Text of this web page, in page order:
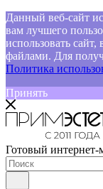
Данный веб-сайт
вам лучшего
использовать сайт,
файлами. Для
Политика
Принять
Готовый интернет-